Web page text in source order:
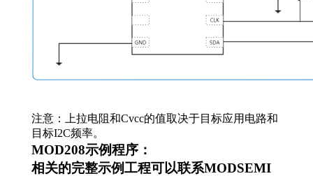
注意：上拉电阻和Cvcc的值取决于目标应用电路和
目标I2C频率。
MOD208示例程序：
相关的完整示例工程可以联系MODSEMI